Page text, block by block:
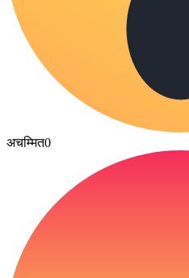
अचम्मित0